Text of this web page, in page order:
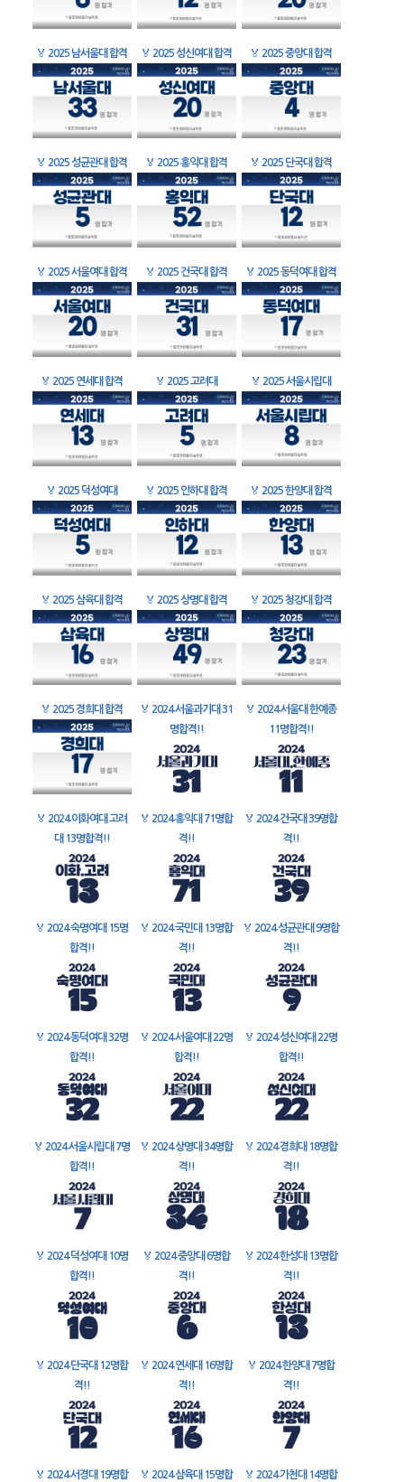
🏅 2025 남서울대 합격 🏅 2025 성신여대 합격 🏅 2025 중앙대 합격
🏅 2025 성균관대 합격 🏅 2025 홍익대 합격 🏅 2025 단국대 합격
🏅 2025 서울여대 합격 🏅 2025 건국대 합격 🏅 2025 동덕여대 합격
🏅 2025 연세대 합격 🏅 2025 고려대 🏅 2025 서울시립대
🏅 2025 덕성여대 🏅 2025 인하대 합격 🏅 2025 한양대 합격
🏅 2025 삼육대 합격 🏅 2025 상명대 합격 🏅 2025 청강대 합격
🏅 2025 경희대 합격 🏅 2024 서울과기대 31
명합격!!
🏅 2024 서울대 한예종
11명합격!!
🏅 2024 이화여대 고려
대 13명합격!!
🏅 2024 홍익대 71명합
격!!
🏅 2024 건국대 39명합
격!!
🏅 2024 숙명여대 15명
합격!!
🏅 2024 국민대 13명합
격!!
🏅 2024 성균관대 9명합
격!!
🏅 2024 동덕여대 32명
합격!!
🏅 2024 서울여대 22명
합격!!
🏅 2024 성신여대 22명
합격!!
🏅 2024 서울시립대 7명
합격!!
🏅 2024 상명대 34명합
격!!
🏅 2024 경희대 18명합
격!!
🏅 2024 덕성여대 10명
합격!!
🏅 2024 중앙대 6명합
격!!
🏅 2024 한성대 13명합
격!!
🏅 2024 단국대 12명합
격!!
🏅 2024 연세대 16명합
격!!
🏅 2024 한양대 7명합
격!!
🏅 2024 서경대 19명합
🏅 2024 삼육대 15명합
🏅 2024 가천대 14명합